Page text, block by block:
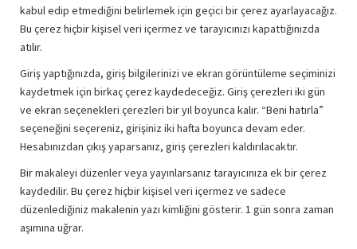
kabul edip etmediğini belirlemek için geçici bir çerez ayarlayacağız.
Bu çerez hiçbir kişisel veri içermez ve tarayıcınızı kapattığınızda
atılır.
Giriş yaptığınızda, giriş bilgilerinizi ve ekran görüntüleme seçiminizi
kaydetmek için birkaç çerez kaydedeceğiz. Giriş çerezleri iki gün
ve ekran seçenekleri çerezleri bir yıl boyunca kalır. “Beni hatırla”
seçeneğini seçereniz, girişiniz iki hafta boyunca devam eder.
Hesabınızdan çıkış yaparsanız, giriş çerezleri kaldırılacaktır.
Bir makaleyi düzenler veya yayınlarsanız tarayıcınıza ek bir çerez
kaydedilir. Bu çerez hiçbir kişisel veri içermez ve sadece
düzenlediğiniz makalenin yazı kimliğini gösterir. 1 gün sonra zaman
aşımına uğrar.